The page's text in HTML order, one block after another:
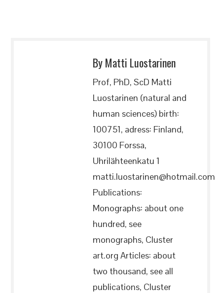
By Matti Luostarinen
Prof, PhD, ScD Matti
Luostarinen (natural and
human sciences) birth:
100751, adress: Finland,
30100 Forssa,
Uhrilähteenkatu 1
matti.luostarinen@hotmail.com
Publications:
Monographs: about one
hundred, see
monographs, Cluster
art.org Articles: about
two thousand, see all
publications, Cluster